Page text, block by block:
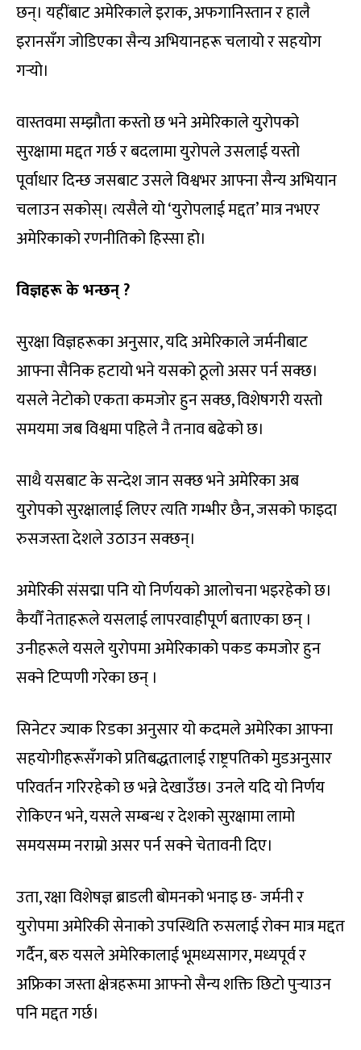
छन्। यहींबाट अमेरिकाले इराक, अफगानिस्तान र हालै
इरानसँग जोडिएका सैन्य अभियानहरू चलायो र सहयोग
गर्‍यो।
वास्तवमा सम्झौता कस्तो छ भने अमेरिकाले युरोपको
सुरक्षामा मद्दत गर्छ र बदलामा युरोपले उसलाई यस्तो
पूर्वाधार दिन्छ जसबाट उसले विश्वभर आफ्ना सैन्य अभियान
चलाउन सकोस्। त्यसैले यो ‘युरोपलाई मद्दत’ मात्र नभएर
अमेरिकाको रणनीतिको हिस्सा हो।
विज्ञहरू के भन्छन् ?
सुरक्षा विज्ञहरूका अनुसार, यदि अमेरिकाले जर्मनीबाट
आफ्ना सैनिक हटायो भने यसको ठूलो असर पर्न सक्छ।
यसले नेटोको एकता कमजोर हुन सक्छ, विशेषगरी यस्तो
समयमा जब विश्वमा पहिले नै तनाव बढेको छ।
साथै यसबाट के सन्देश जान सक्छ भने अमेरिका अब
युरोपको सुरक्षालाई लिएर त्यति गम्भीर छैन, जसको फाइदा
रुसजस्ता देशले उठाउन सक्छन्।
अमेरिकी संसद्मा पनि यो निर्णयको आलोचना भइरहेको छ।
कैयौँ नेताहरूले यसलाई लापरवाहीपूर्ण बताएका छन् ।
उनीहरूले यसले युरोपमा अमेरिकाको पकड कमजोर हुन
सक्ने टिप्पणी गरेका छन् ।
सिनेटर ज्याक रिडका अनुसार यो कदमले अमेरिका आफ्ना
सहयोगीहरूसँगको प्रतिबद्धतालाई राष्ट्रपतिको मुडअनुसार
परिवर्तन गरिरहेको छ भन्ने देखाउँछ। उनले यदि यो निर्णय
रोकिएन भने, यसले सम्बन्ध र देशको सुरक्षामा लामो
समयसम्म नराम्रो असर पर्न सक्ने चेतावनी दिए।
उता, रक्षा विशेषज्ञ ब्राडली बोमनको भनाइ छ- जर्मनी र
युरोपमा अमेरिकी सेनाको उपस्थिति रुसलाई रोक्न मात्र मद्दत
गर्दैन, बरु यसले अमेरिकालाई भूमध्यसागर, मध्यपूर्व र
अफ्रिका जस्ता क्षेत्रहरूमा आफ्नो सैन्य शक्ति छिटो पुर्‍याउन
पनि मद्दत गर्छ।